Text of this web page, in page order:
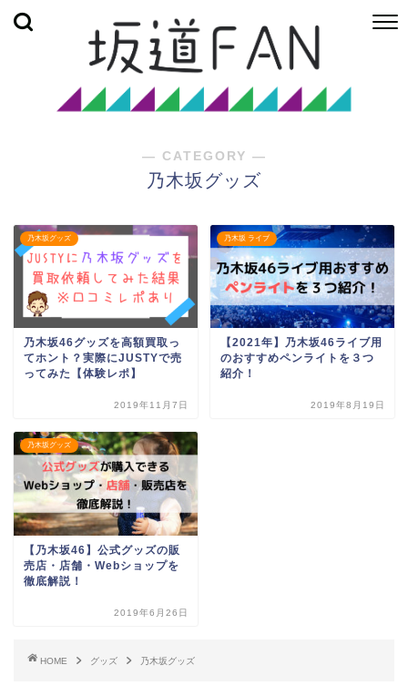
― CATEGORY ―
乃木坂グッズ
乃木坂グッズ
乃木坂46グッズを高額買取っ
てホント？実際にJUSTYで売
ってみた【体験レポ】
2019年11月7日
乃木坂 ライブ
【2021年】乃木坂46ライブ用
のおすすめペンライトを３つ
紹介！
2019年8月19日
乃木坂グッズ
【乃木坂46】公式グッズの販
売店・店舗・Webショップを
徹底解説！
2019年6月26日
HOME グッズ 乃木坂グッズ